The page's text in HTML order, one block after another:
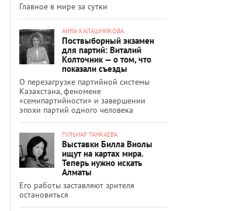
Главное в мире за сутки
АННА КАЛАШНИКОВА
Поствыборный экзамен
для партий: Виталий
Колточник — о том, что
показали съезды
О перезагрузке партийной системы
Казахстана, феномене
«семипартийности» и завершении
эпохи партий одного человека
ГУЛЬНАР ТАНКАЕВА
Выставки Билла Виолы
ищут на картах мира.
Теперь нужно искать
Алматы
Его работы заставляют зрителя
остановиться